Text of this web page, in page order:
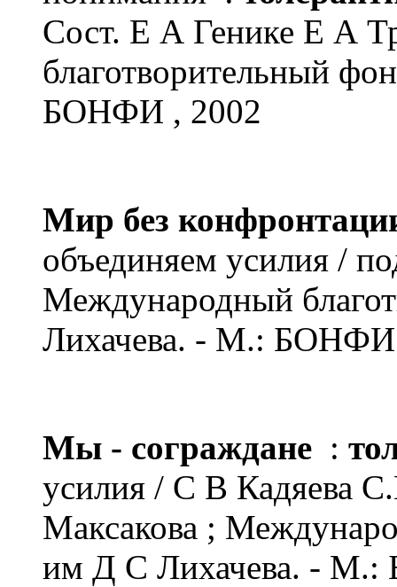
Сост. Е А Генике Е А
благотворительный
БОНФИ , 2002
Мир без
объединяем усилия /
Международный
Лихачева. - М.: БОНФИ
Мы - сограждане :
усилия / С В Кадяева
Максакова ;
им Д С Лихачева. -